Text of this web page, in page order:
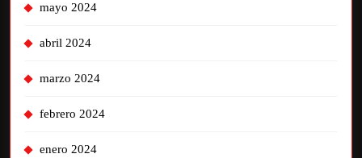
mayo 2024
abril 2024
marzo 2024
febrero 2024
enero 2024